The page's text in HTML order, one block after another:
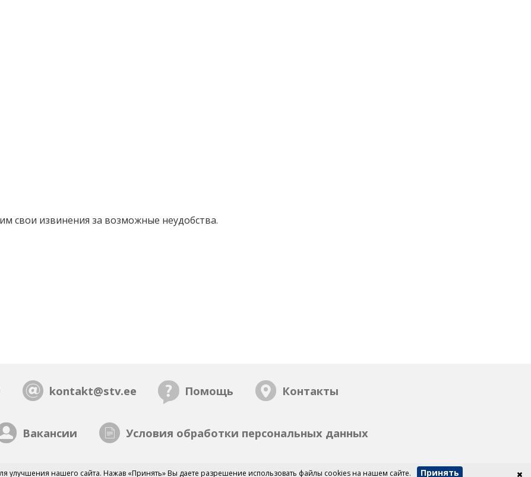
свои извинения за возможные неудобства.
kontakt@stv.ee Помощь Контакты
Вакансии Условия обработки персональных данных
улучшения нашего сайта. Нажав «Принять» Вы даете разрешение использовать файлы cookies на нашем сайте. Принять